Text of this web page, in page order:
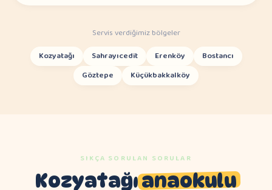
Servis verdiğimiz bölgeler
Kozyatağı
Sahrayıcedit Erenköy
Bostancı
Göztepe
Küçükbakkalköy
SIKÇA SORULAN SORULAR
Kozyatağıanaokulu